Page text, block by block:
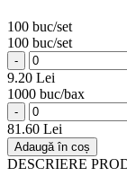
100 buc/set
100 buc/set
-
9.20 Lei
1000 buc/bax
-
81.60 Lei
Adaugă în coș
DESCRIERE